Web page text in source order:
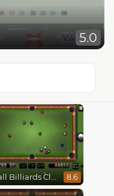
5.0
8 Ball Billiards Classic 8.6